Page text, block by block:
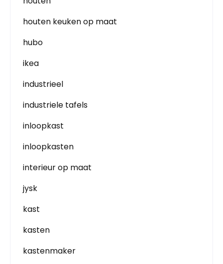
houten keuken op maat
hubo
ikea
industrieel
industriele tafels
inloopkast
inloopkasten
interieur op maat
jysk
kast
kasten
kastenmaker